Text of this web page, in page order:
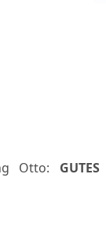
Otto: GUTES